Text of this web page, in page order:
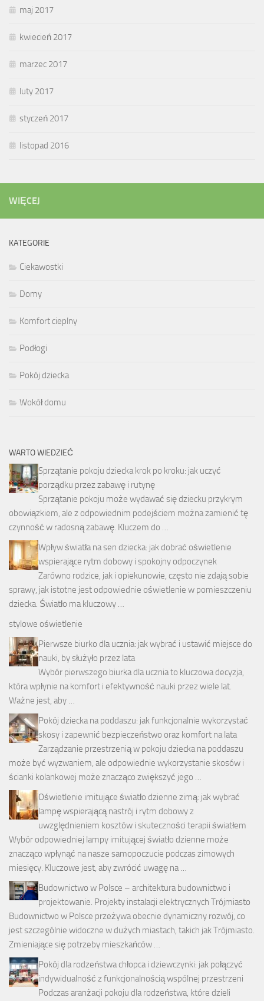
maj 2017
kwiecień 2017
marzec 2017
luty 2017
styczeń 2017
listopad 2016
WIĘCEJ
KATEGORIE
Ciekawostki
Domy
Komfort cieplny
Podłogi
Pokój dziecka
Wokół domu
WARTO WIEDZIEĆ
Sprzątanie pokoju dziecka krok po kroku: jak uczyć
porządku przez zabawę i rutynę
Sprzątanie pokoju może wydawać się dziecku przykrym
obowiązkiem, ale z odpowiednim podejściem można zamienić tę
czynność w radosną zabawę. Kluczem do …
Wpływ światła na sen dziecka: jak dobrać oświetlenie
wspierające rytm dobowy i spokojny odpoczynek
Zarówno rodzice, jak i opiekunowie, często nie zdają sobie
sprawy, jak istotne jest odpowiednie oświetlenie w pomieszczeniu
dziecka. Światło ma kluczowy …
stylowe oświetlenie
Pierwsze biurko dla ucznia: jak wybrać i ustawić miejsce do
nauki, by służyło przez lata
Wybór pierwszego biurka dla ucznia to kluczowa decyzja,
która wpłynie na komfort i efektywność nauki przez wiele lat.
Ważne jest, aby …
Pokój dziecka na poddaszu: jak funkcjonalnie wykorzystać
skosy i zapewnić bezpieczeństwo oraz komfort na lata
Zarządzanie przestrzenią w pokoju dziecka na poddaszu
może być wyzwaniem, ale odpowiednie wykorzystanie skosów i
ścianki kolankowej może znacząco zwiększyć jego …
Oświetlenie imitujące światło dzienne zimą: jak wybrać
lampę wspierającą nastrój i rytm dobowy z
uwzględnieniem kosztów i skuteczności terapii światłem
Wybór odpowiedniej lampy imitującej światło dzienne może
znacząco wpłynąć na nasze samopoczucie podczas zimowych
miesięcy. Kluczowe jest, aby zwrócić uwagę na …
Budownictwo w Polsce – architektura budownictwo i
projektowanie. Projekty instalacji elektrycznych Trójmiasto
Budownictwo w Polsce przeżywa obecnie dynamiczny rozwój, co
jest szczególnie widoczne w dużych miastach, takich jak Trójmiasto.
Zmieniające się potrzeby mieszkańców …
Pokój dla rodzeństwa chłopca i dziewczynki: jak połączyć
indywidualność z funkcjonalnością wspólnej przestrzeni
Podczas aranżacji pokoju dla rodzeństwa, które dzieli